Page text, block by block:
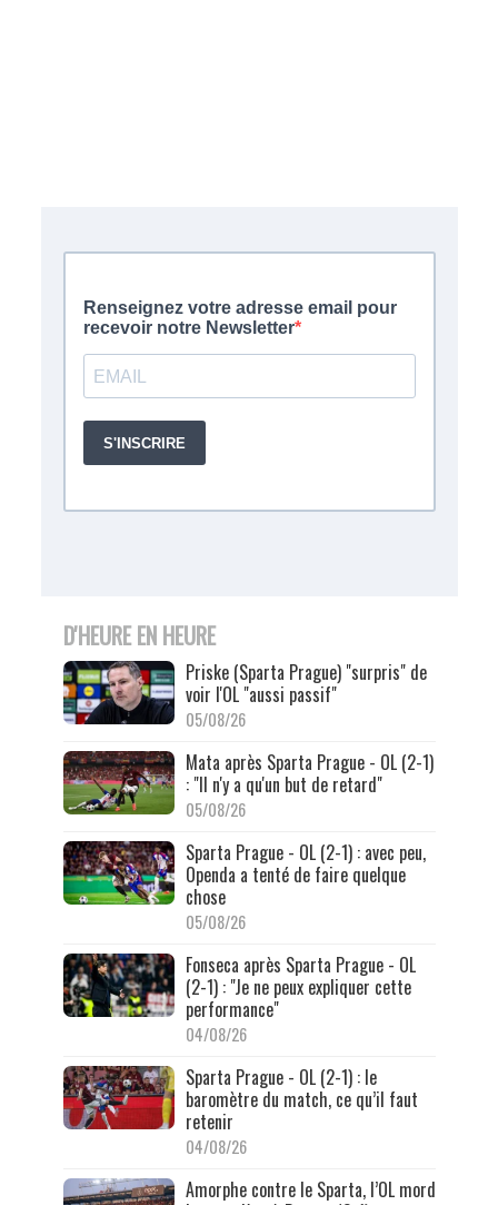
D'HEURE EN HEURE
Priske (Sparta Prague) "surpris" de
voir l'OL "aussi passif"
05/08/26
Mata après Sparta Prague - OL (2-1)
: "Il n'y a qu'un but de retard"
05/08/26
Sparta Prague - OL (2-1) : avec peu,
Openda a tenté de faire quelque
chose
05/08/26
Fonseca après Sparta Prague - OL
(2-1) : "Je ne peux expliquer cette
performance"
04/08/26
Sparta Prague - OL (2-1) : le
baromètre du match, ce qu’il faut
retenir
04/08/26
Amorphe contre le Sparta, l’OL mord